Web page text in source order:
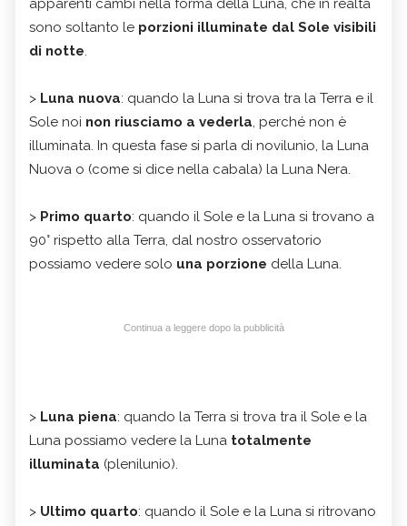
apparenti cambi nella forma della Luna, che in realtà
sono soltanto le porzioni illuminate dal Sole visibili
di notte.
> Luna nuova: quando la Luna si trova tra la Terra e il
Sole noi non riusciamo a vederla, perché non è
illuminata. In questa fase si parla di novilunio, la Luna
Nuova o (come si dice nella cabala) la Luna Nera.
> Primo quarto: quando il Sole e la Luna si trovano a
90° rispetto alla Terra, dal nostro osservatorio
possiamo vedere solo una porzione della Luna.
Continua a leggere dopo la pubblicità
> Luna piena: quando la Terra si trova tra il Sole e la
Luna possiamo vedere la Luna totalmente
illuminata (plenilunio).
> Ultimo quarto: quando il Sole e la Luna si ritrovano